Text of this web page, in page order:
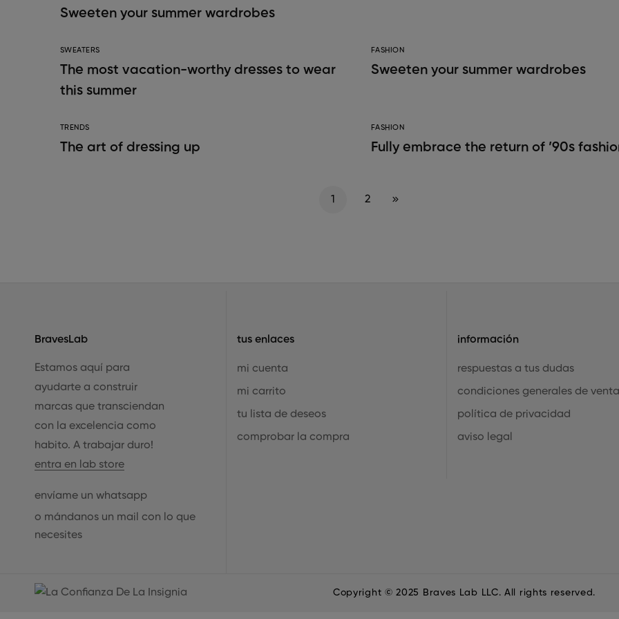
Sweeten your summer wardrobes
SWEATERS
The most vacation-worthy dresses to wear
this summer
FASHION
Sweeten your summer wardrobes
TRENDS
The art of dressing up
FASHION
Fully embrace the return of ’90s
1 2
BravesLab
Estamos aquí para
ayudarte a construir
marcas que transciendan
con la excelencia como
habito. A trabajar duro!
entra en lab store
envíame un whatsapp
o mándanos un mail con lo que
necesites
tus enlaces
mi cuenta
mi carrito
tu lista de deseos
comprobar la compra
información
respuestas a tus dudas
condiciones generales de venta
política de privacidad
aviso legal
Copyright © 2025 Braves Lab LLC. All rights reserved.